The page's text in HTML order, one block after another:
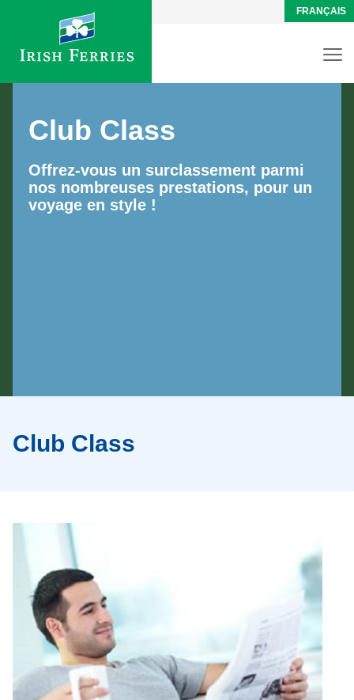
FRANÇAIS
Club Class
Offrez-vous un surclassement parmi
nos nombreuses prestations, pour un
voyage en style !
Club Class